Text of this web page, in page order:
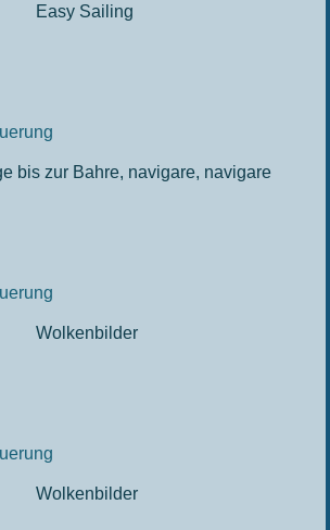
Easy Sailing
bis zur Bahre, navigare, navigare
Wolkenbilder
Wolkenbilder